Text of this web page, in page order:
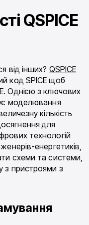
QSPICE
від інших? QSPICE
код SPICE щоб
Одні­єю з ключових
моделювання
кількість
для
технологій
енергетиків,
схеми та системи,
з пристроями з